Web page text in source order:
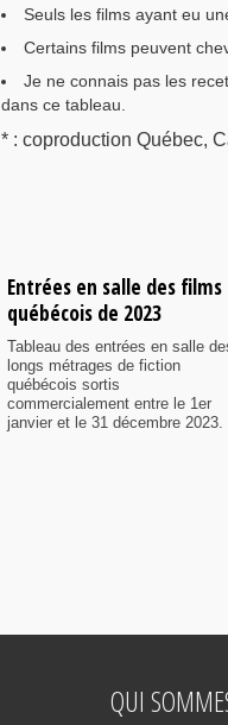
Seuls les films ayant eu
Certains films peuvent
Je ne connais pas les
dans ce tableau.
* : coproduction Québec,
Entrées en salle des films
québécois de 2023
Tableau des entrées en salle
longs métrages de fiction
québécois sortis
commercialement entre le 1er
janvier et le 31 décembre 2023.
QUI